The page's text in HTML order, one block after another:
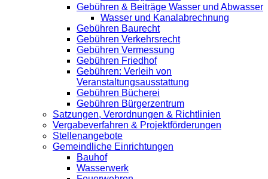
Gebühren & Beiträge Wasser und Abwasser
Wasser und Kanalabrechnung
Gebühren Baurecht
Gebühren Verkehrsrecht
Gebühren Vermessung
Gebühren Friedhof
Gebühren: Verleih von
Veranstaltungsausstattung
Gebühren Bücherei
Gebühren Bürgerzentrum
Satzungen, Verordnungen & Richtlinien
Vergabeverfahren & Projektförderungen
Stellenangebote
Gemeindliche Einrichtungen
Bauhof
Wasserwerk